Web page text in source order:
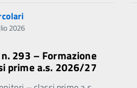
2026
n. 293 – Formazione
prime a.s. 2026/27